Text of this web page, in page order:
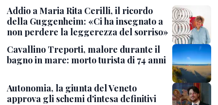
Addio a Maria Rita Cerilli, il ricordo
della Guggenheim: «Ci ha insegnato a
non perdere la leggerezza del sorriso»
Cavallino Treporti, malore durante il
bagno in mare: morto turista di 74 anni
Autonomia, la giunta del Veneto
approva gli schemi d'intesa definitivi